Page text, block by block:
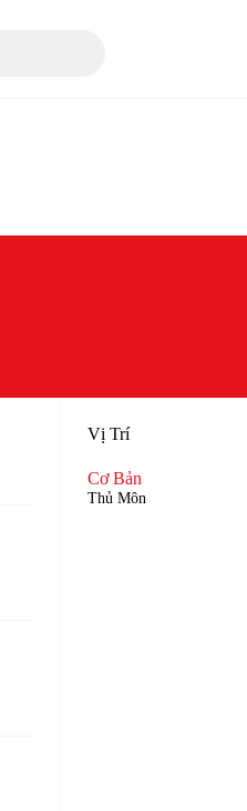
Vị Trí
Cơ Bản
Thủ Môn